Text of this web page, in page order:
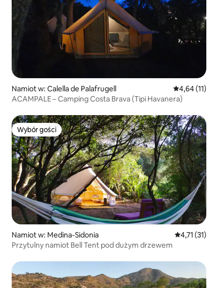
Namiot w: Calella de Palafrugell Średnia
4,64 (11)
ACAMPALE – Camping Costa Brava (Tipi Havanera)
Wybór gości
Wybór gości
Namiot w: Medina-Sidonia Średnia
4,71 (31)
Przytulny namiot Bell Tent pod dużym drzewem